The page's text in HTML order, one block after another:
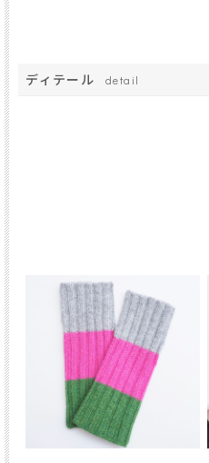
ディテール detail